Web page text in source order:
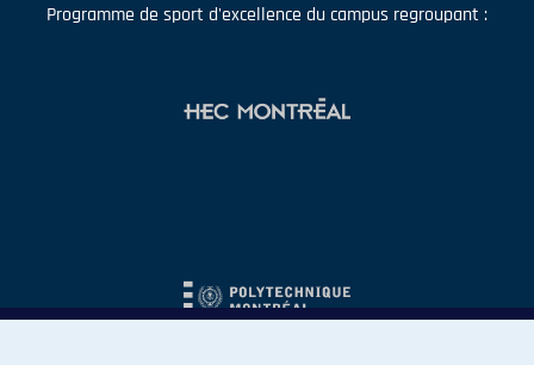
Programme de sport d'excellence du campus regroupant :